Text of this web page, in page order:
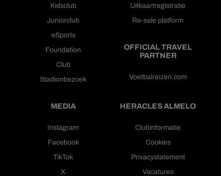
Kidsclub
Juniorclub
eSports
Foundation
Club
Stadionbezoek
Uitkaartregistratie
Re-sale platform
OFFICIAL TRAVEL
PARTNER
Voetbalreizen.com
MEDIA
Instagram
Facebook
TikTok
X
HERACLES ALMELO
Clubinformatie
Cookies
Privacystatement
Vacatures